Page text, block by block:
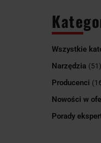
Wszystkie
Narzędzia (51)
Producenci
Nowości w
Porady